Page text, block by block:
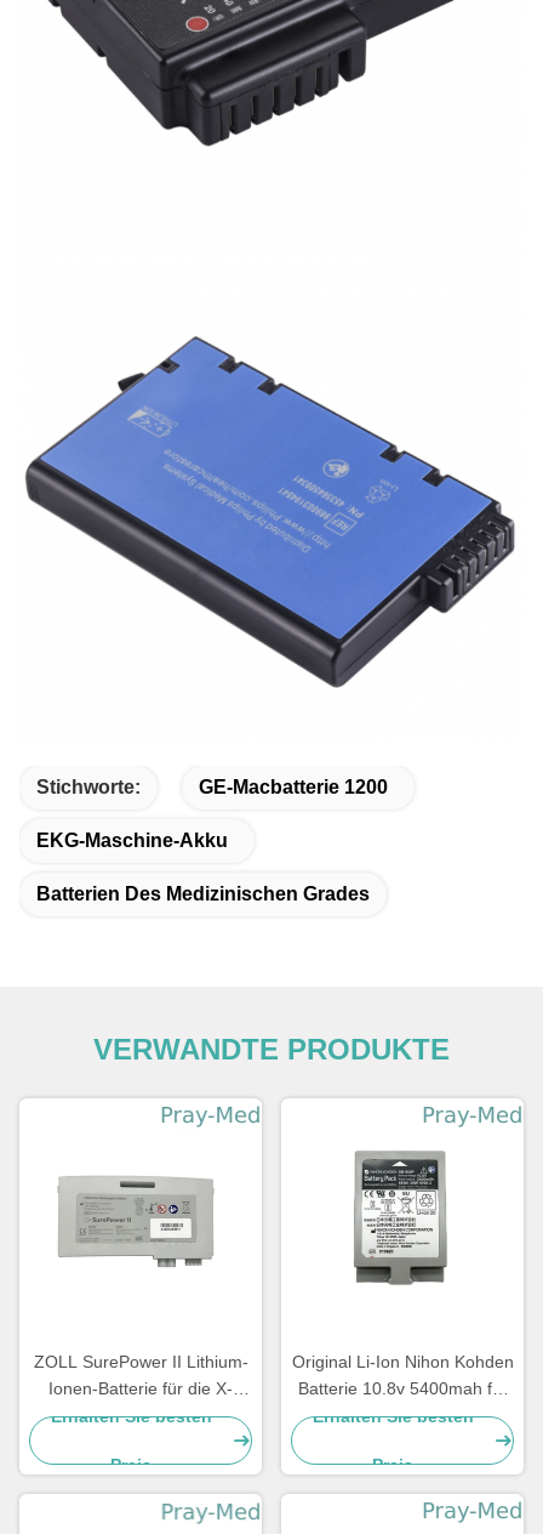
Stichworte: GE-Macbatterie 1200
EKG-Maschine-Akku
Batterien Des Medizinischen Grades
VERWANDTE PRODUKTE
ZOLL SurePower II Lithium-
Ionen-Batterie für die X-
Serie 2600mAh 11,1V 8000-
Erhalten Sie besten
Preis
Original Li-Ion Nihon Kohden
Batterie 10.8v 5400mah für
Sb-950p
Erhalten Sie besten
Preis